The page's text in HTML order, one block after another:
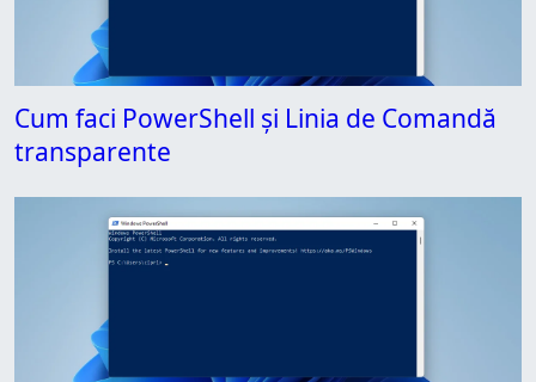
Cum faci PowerShell și Linia de Comandă
transparente